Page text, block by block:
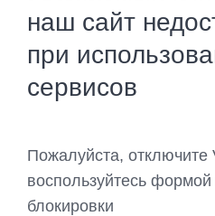
наш сайт
при
сервисов
Пожалуйста, отключите
воспользуйтесь
блокировки